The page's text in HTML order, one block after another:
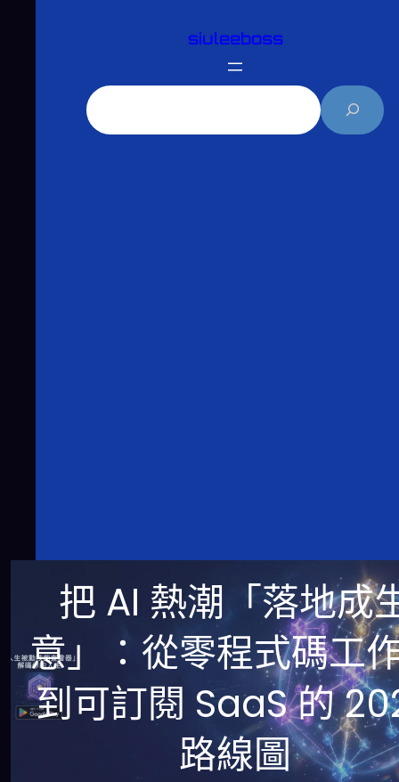
siuleeboss
把 AI 熱潮「落地成
意」：從零程式碼工
到可訂閱 SaaS 的
路線圖